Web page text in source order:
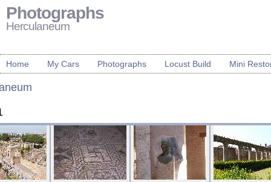
Photographs
Herculaneum
Home My Cars Photographs Locust Build Mini